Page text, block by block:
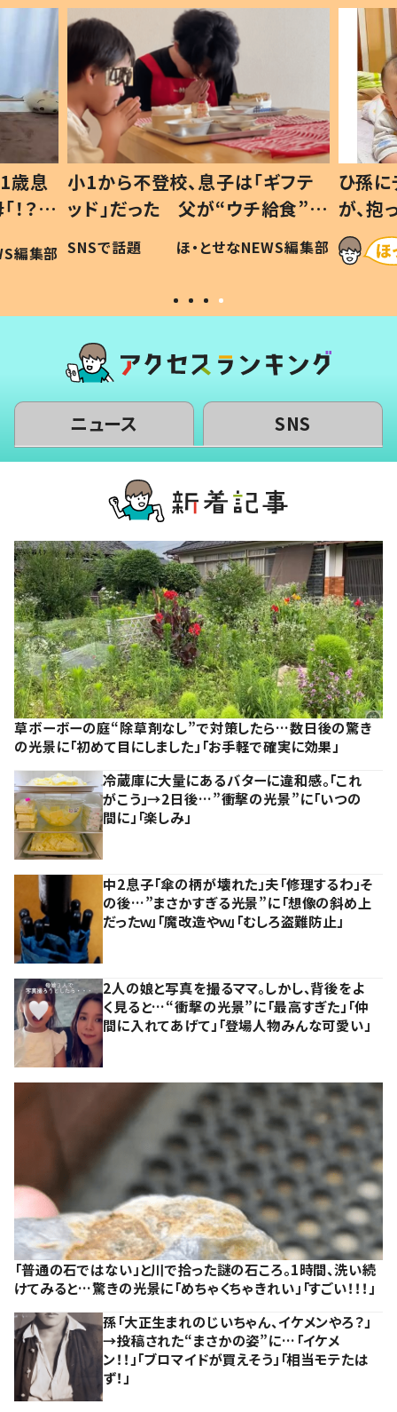
歳息
？」
編集部
小1から不登校、息子は「ギフテ
ッド」だった 父が“ウチ給食”を
作り続ける理由とは #令和の親
#令和の子
SNSで話題 ほ・とせなNEWS編集部
ひ孫
が、
「涙が
い」
ニュース SNS
草ボーボーの庭“除草剤なし”で対策したら…数日後の驚き
の光景に「初めて目にしました」「お手軽で確実に効果」
冷蔵庫に大量にあるバターに違和感。「これ
がこう」→2日後…”衝撃の光景”に「いつの
間に」「楽しみ」
中2息子「傘の柄が壊れた」夫「修理するわ」そ
の後…”まさかすぎる光景”に「想像の斜め上
だったｗ」「魔改造やｗ」「むしろ盗難防止」
2人の娘と写真を撮るママ。しかし、背後をよ
く見ると…“衝撃の光景”に「最高すぎた」「仲
間に入れてあげて」「登場人物みんな可愛い」
「普通の石ではない」と川で拾った謎の石ころ。1時間、洗い続
けてみると…驚きの光景に「めちゃくちゃきれい」「すごい！！！」
孫「大正生まれのじいちゃん、イケメンやろ？」
→投稿された“まさかの姿”に…「イケメ
ン！！」「ブロマイドが買えそう」「相当モテたは
ず！」